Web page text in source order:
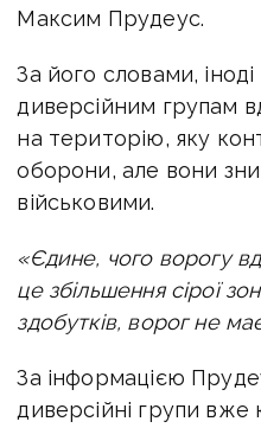
Максим Прудеус.
За його словами,
диверсійним групам
на територію, яку
оборони, але вони
військовими.
«Єдине, чого ворогу
це збільшення сірої
здобутків, ворог не
За інформацією
диверсійні групи вже